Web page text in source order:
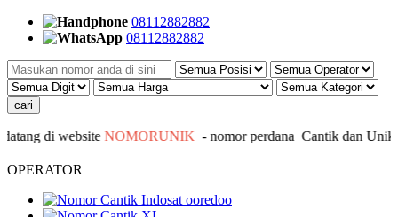
08112882882
08112882882
di websiteNOMORUNIK- nomorperdana Cantik dan Unik -
OPERATOR